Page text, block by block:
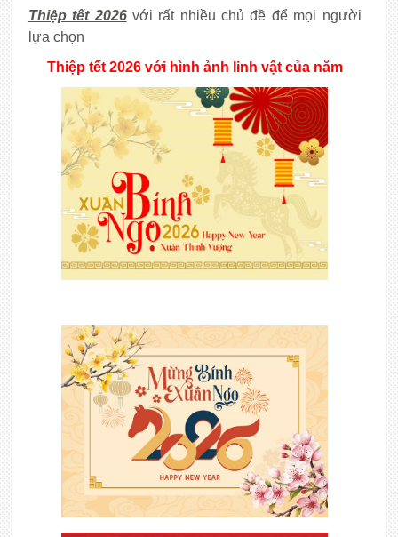
Thiệp tết 2026với rất nhiều chủ đề để mọi người
lựa chọn
Thiệp tết 2026 với hình ảnh linh vật của năm